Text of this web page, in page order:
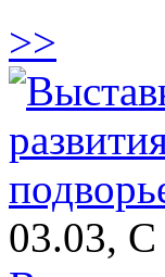
>>
03.03, С